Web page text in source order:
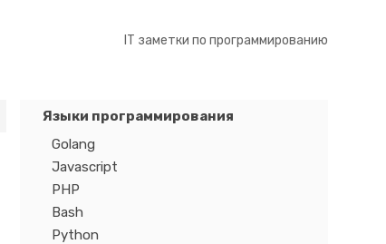
IT заметки по программированию
Языки программирования
Golang
Javascript
PHP
Bash
Python